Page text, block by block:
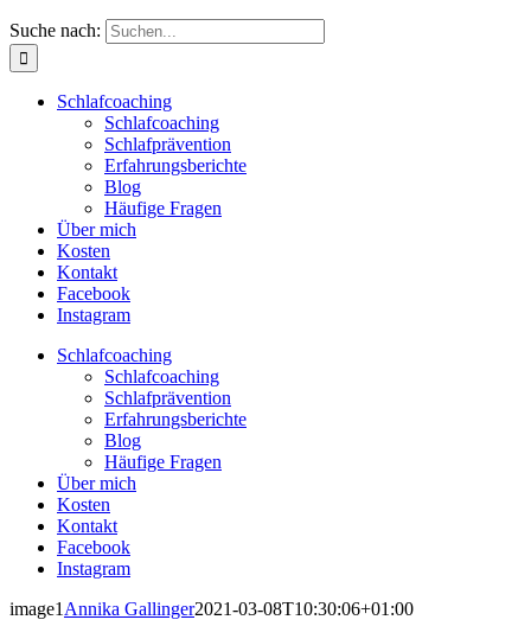
Suche nach:
Schlafcoaching
Schlafcoaching
Schlafprävention
Erfahrungsberichte
Blog
Häufige Fragen
Über mich
Kosten
Kontakt
Facebook
Instagram
Schlafcoaching
Schlafcoaching
Schlafprävention
Erfahrungsberichte
Blog
Häufige Fragen
Über mich
Kosten
Kontakt
Facebook
Instagram
image1 Annika Gallinger2021-03-08T10:30:06+01:00